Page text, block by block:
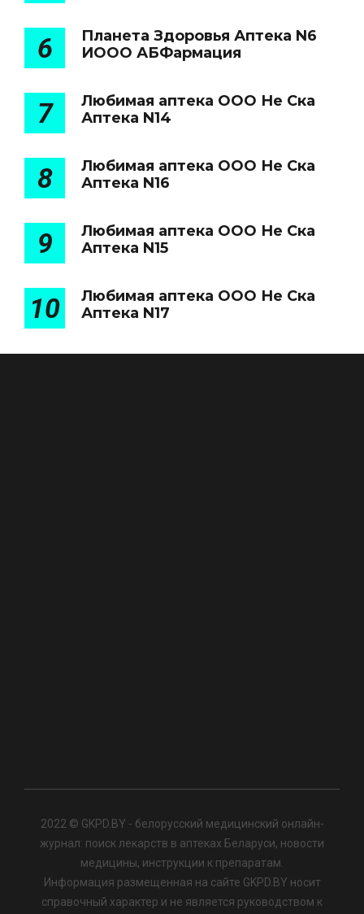
6
Планета Здоровья Аптека N6
ИООО АБФармация
7
Любимая аптека ООО Не Ска
Аптека N14
8
Любимая аптека ООО Не Ска
Аптека N16
9
Любимая аптека ООО Не Ска
Аптека N15
10
Любимая аптека ООО Не Ска
Аптека N17
2022 © GKPD.BY - белорусский медицинский онлайн-
журнал: поиск лекарств в аптеках Беларуси, новости
медицины, инструкции к препаратам.
Информация размещенная на сайте GKPD.BY носит
справочный характер и не является руководством к